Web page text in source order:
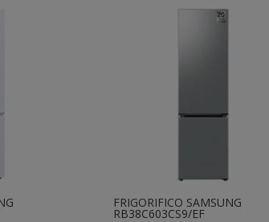
FRIGORIFICO SAMSUNG
RB38C603CS9/EF